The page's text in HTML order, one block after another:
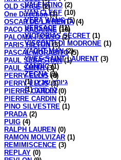
VALENTINO (2)
VAN CLEEF (10)
VERA WANG(5)
VERSACE (11)
VICTORIAS SECRET (1)
VISCONTI DI MODRONE (1)
YACHT MAN(2)
YVES SAINT LAURENT (3)
ZANDIC(1)
ZEGNA(3)
גיורא שביט(1)
לה סרה(1)
OLD SPICE(2)
One Direction(1)
OSCAR DE LA RENTA(4)
PACO RABANNE (10)
PALOMA PICASO(2)
PARIS HILTON(3)
PASCAL MORABITO(5)
PAUL SEBASTIAN(1)
PAUL SMITH(3)
PERRY ELLIS (0)
PERRY ELLIS(1)
PIERRE CARDIN(0)
PIERRE CARDIN (1)
PINO SILVESTRE (1)
PRADA (2)
PUIG (4)
RALPH LAUREN (0)
RAMON MOLVIZAR (1)
REMIMISCENCE (3)
REPLAY (0)